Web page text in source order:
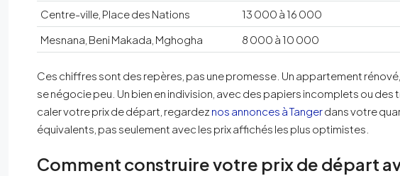
Centre-ville, Place des Nations
13 000 à 16 000
Mesnana, Beni Makada, Mghogha
8 000 à 10 000
Ces chiffres sont des repères, pas une promesse. Un appartement
se négocie peu. Un bien en indivision, avec des papiers incomplets ou
caler votre prix de départ, regardez nos annonces à Tangerdans votre
équivalents, pas seulement avec les prix affichés les plus optimistes.
Comment construire votre prix de départ